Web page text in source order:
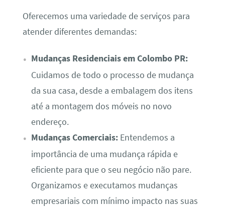
Oferecemos uma variedade de serviços para
atender diferentes demandas:
Mudanças Residenciais em Colombo PR:
Cuidamos de todo o processo de mudança
da sua casa, desde a embalagem dos itens
até a montagem dos móveis no novo
endereço.
Mudanças Comerciais:Entendemos a
importância de uma mudança rápida e
eficiente para que o seu negócio não pare.
Organizamos e executamos mudanças
empresariais com mínimo impacto nas suas